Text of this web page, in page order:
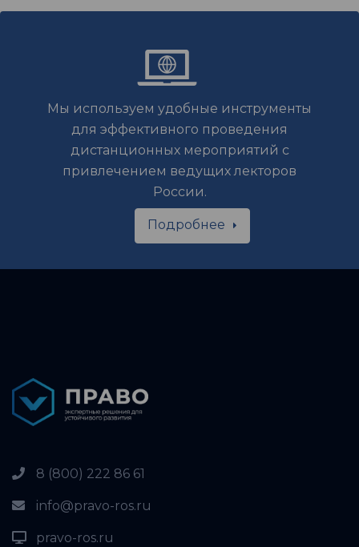
Мы используем удобные инструменты
для эффективного проведения
дистанционных мероприятий с
привлечением ведущих лекторов
России.
Подробнее
8 (800) 222 86 61
info@pravo-ros.ru
pravo-ros.ru